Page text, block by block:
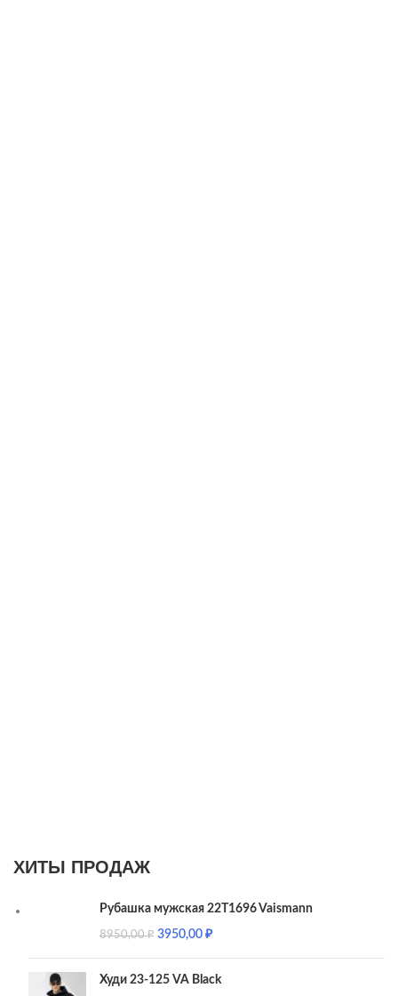
ХИТЫ ПРОДАЖ
Рубашка мужская 22T1696 Vaismann
8950,00₽ 3950,00₽
Худи 23-125 VA Black